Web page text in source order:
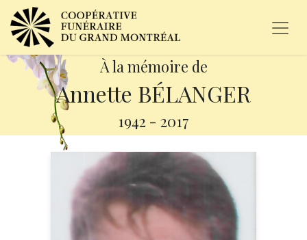
À la mémoire de
Annette BÉLANGER
1942 - 2017